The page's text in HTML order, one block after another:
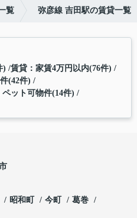
覧 弥彦線 吉田駅の賃貸一覧
) 賃貸：家賃4万円以内(76件)
(42件)
ペット可物件(14件)
昭和町 今町
葛巻